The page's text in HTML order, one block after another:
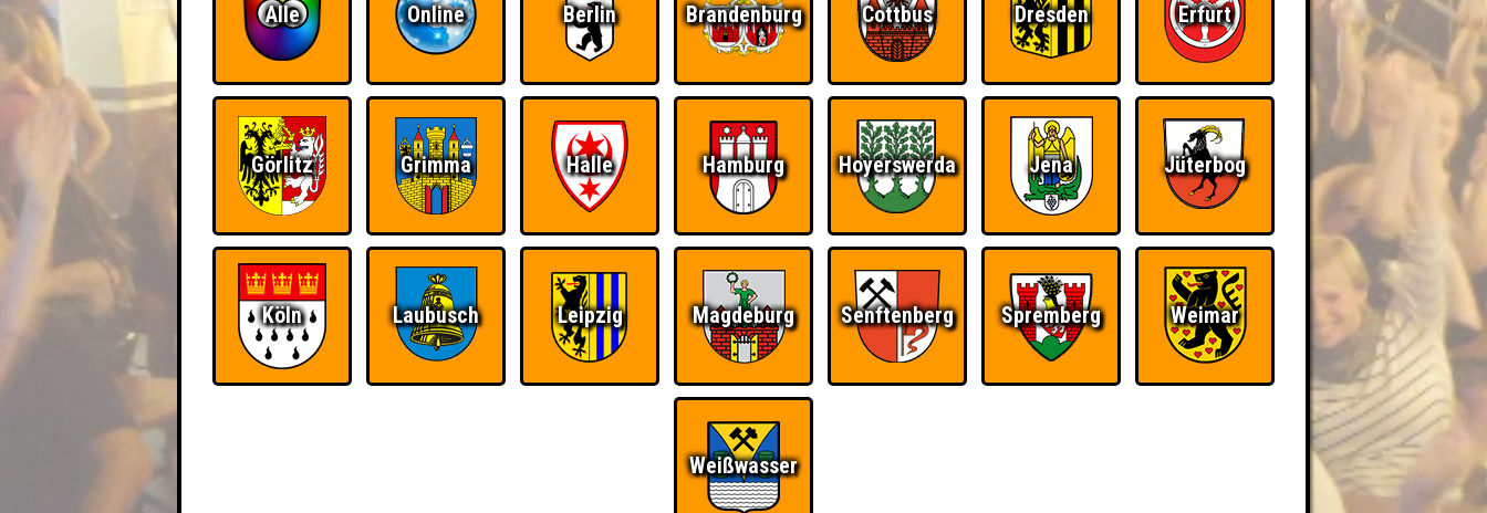
Alle Online Berlin Brandenburg Cottbus Dresden Erfurt
Görlitz Grimma Halle Hamburg Hoyerswerda Jena Jüterbog
Köln Laubusch Leipzig Magdeburg Senftenberg Spremberg Weimar
Weißwasser